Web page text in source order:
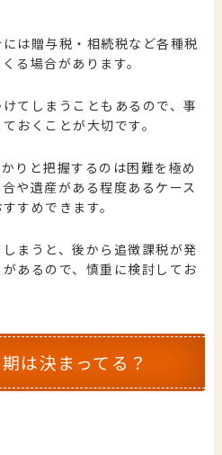
は贈与税・相続税など各種税
る場合があります。
てしまうこともあるので、事
おくことが大切です。
りと把握するのは困難を極め
や遺産がある程度あるケース
すめできます。
まうと、後から追徴課税が発
あるので、慎重に検討してお
は決まってる？